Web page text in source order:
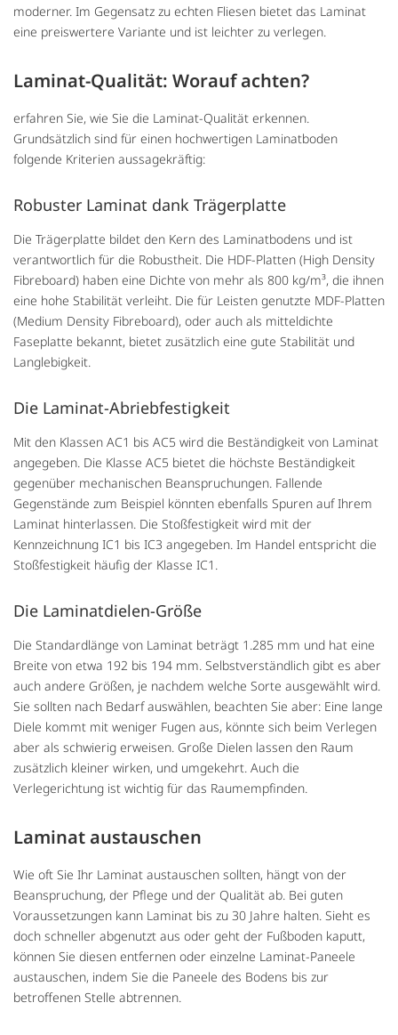
moderner. Im Gegensatz zu echten Fliesen bietet das Laminat
eine preiswertere Variante und ist leichter zu verlegen.
Laminat-Qualität: Worauf achten?
erfahren Sie, wie Sie die Laminat-Qualität erkennen.
Grundsätzlich sind für einen hochwertigen Laminatboden
folgende Kriterien aussagekräftig:
Robuster Laminat dank Trägerplatte
Die Trägerplatte bildet den Kern des Laminatbodens und ist
verantwortlich für die Robustheit. Die HDF-Platten (High Density
Fibreboard) haben eine Dichte von mehr als 800 kg/m³, die ihnen
eine hohe Stabilität verleiht. Die für Leisten genutzte MDF-Platten
(Medium Density Fibreboard), oder auch als mitteldichte
Faseplatte bekannt, bietet zusätzlich eine gute Stabilität und
Langlebigkeit.
Die Laminat-Abriebfestigkeit
Mit den Klassen AC1 bis AC5 wird die Beständigkeit von Laminat
angegeben. Die Klasse AC5 bietet die höchste Beständigkeit
gegenüber mechanischen Beanspruchungen. Fallende
Gegenstände zum Beispiel könnten ebenfalls Spuren auf Ihrem
Laminat hinterlassen. Die Stoßfestigkeit wird mit der
Kennzeichnung IC1 bis IC3 angegeben. Im Handel entspricht die
Stoßfestigkeit häufig der Klasse IC1.
Die Laminatdielen-Größe
Die Standardlänge von Laminat beträgt 1.285 mm und hat eine
Breite von etwa 192 bis 194 mm. Selbstverständlich gibt es aber
auch andere Größen, je nachdem welche Sorte ausgewählt wird.
Sie sollten nach Bedarf auswählen, beachten Sie aber: Eine lange
Diele kommt mit weniger Fugen aus, könnte sich beim Verlegen
aber als schwierig erweisen. Große Dielen lassen den Raum
zusätzlich kleiner wirken, und umgekehrt. Auch die
Verlegerichtung ist wichtig für das Raumempfinden.
Laminat austauschen
Wie oft Sie Ihr Laminat austauschen sollten, hängt von der
Beanspruchung, der Pflege und der Qualität ab. Bei guten
Voraussetzungen kann Laminat bis zu 30 Jahre halten. Sieht es
doch schneller abgenutzt aus oder geht der Fußboden kaputt,
können Sie diesen entfernen oder einzelne Laminat-Paneele
austauschen, indem Sie die Paneele des Bodens bis zur
betroffenen Stelle abtrennen.